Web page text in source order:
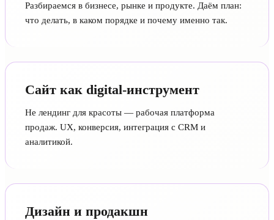
Разбираемся в бизнесе, рынке и продукте. Даём план:
что делать, в каком порядке и почему именно так.
Сайт как digital-инструмент
Не лендинг для красоты — рабочая платформа
продаж. UX, конверсия, интеграция с CRM и
аналитикой.
Дизайн и продакшн